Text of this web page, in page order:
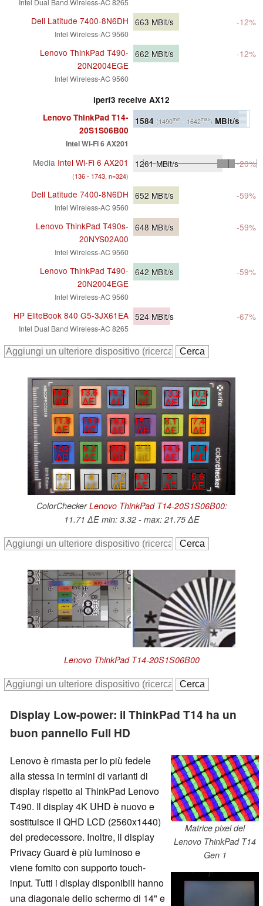
Intel Dual Band Wireless-AC 8265
Dell Latitude 7400-8N6DH
Intel Wireless-AC 9560
663 MBit/s -12%
Lenovo ThinkPad T490-
20N2004EGE
Intel Wireless-AC 9560
662 MBit/s -12%
iperf3 receive AX12
Lenovo ThinkPad T14-
20S1S06B00
Intel Wi-Fi 6 AX201
1584 (1490min - 1642max) MBit/s
Media Intel Wi-Fi 6 AX201
(136 - 1743, n=324)
1261MBit/s -20%
Dell Latitude 7400-8N6DH
Intel Wireless-AC 9560
652 MBit/s -59%
Lenovo ThinkPad T490s-
20NYS02A00
Intel Wireless-AC 9560
648 MBit/s -59%
Lenovo ThinkPad T490-
20N2004EGE
Intel Wireless-AC 9560
642 MBit/s -59%
HP EliteBook 840 G5-3JX61EA
Intel Dual Band Wireless-AC 8265
524 MBit/s -67%
19.2
∆E
13.6
∆E
15.2
∆E
16
∆E
13.2
∆E
10.6
∆E
11.8
∆E
19.9
∆E
16.6
∆E
15.1
∆E
8.1
∆E
7.4
∆E
18.2
∆E
9.2
∆E
21.8
∆E
4.4
∆E
14.5
∆E
13.9
∆E
3.3
∆E
4
∆E
4.7
∆E
6.9
∆E
8
∆E
5.6
∆E
ColorCheckerLenovo ThinkPad T14-20S1S06B00:
11.71 ∆E min: 3.32 - max: 21.75 ∆E
Lenovo ThinkPad T14-20S1S06B00
Display Low-power: il ThinkPad T14 ha un
buon pannello Full HD
Matrice pixel del
Lenovo ThinkPad T14
Gen 1
Lenovo è rimasta per lo più fedele
alla stessa in termini di varianti di
display rispetto al ThinkPad Lenovo
T490. Il display 4K UHD è nuovo e
sostituisce il QHD LCD (2560x1440)
del predecessore. Inoltre, il display
Privacy Guard è più luminoso e
viene fornito con supporto touch-
input. Tutti i display disponibili hanno
una diagonale dello schermo di 14" e